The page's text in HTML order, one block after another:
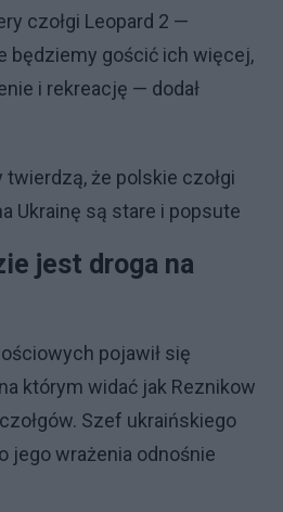
czołgi Leopard 2 —
będziemy gościć ich więcej,
i rekreację — dodał
twierdzą, że polskie czołgi
Ukrainę są stare i popsute
jest droga na
pojawił się
którym widać jak Reznikow
Szef ukraińskiego
jego wrażenia odnośnie